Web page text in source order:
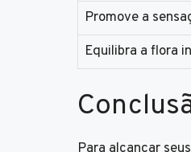
Promove a
Equilibra a flora